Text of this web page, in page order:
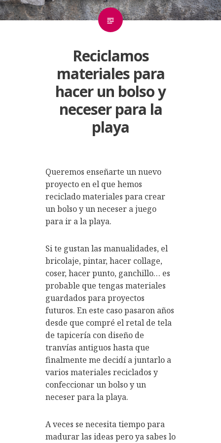
Reciclamos
materiales para
hacer un bolso y
neceser para la
playa
Queremos enseñarte un nuevo
proyecto en el que hemos
reciclado materiales para crear
un bolso y un neceser a juego
para ir a la playa.
Si te gustan las manualidades, el
bricolaje, pintar, hacer collage,
coser, hacer punto, ganchillo… es
probable que tengas materiales
guardados para proyectos
futuros. En este caso pasaron años
desde que compré el retal de tela
de tapicería con diseño de
tranvías antiguos hasta que
finalmente me decidí a juntarlo a
varios materiales reciclados y
confeccionar un bolso y un
neceser para la playa.
A veces se necesita tiempo para
madurar las ideas pero ya sabes lo